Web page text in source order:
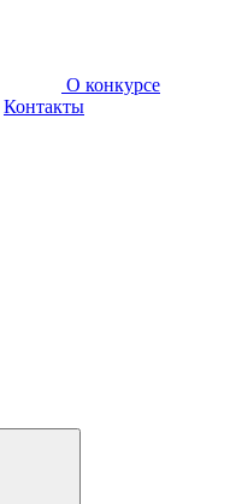
О конкурсе
Контакты